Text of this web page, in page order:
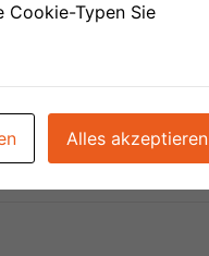
Cookie-Typen Sie
Alles akzeptieren